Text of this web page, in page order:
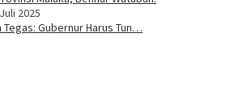
2025
Tegas: Gubernur Harus Tun…